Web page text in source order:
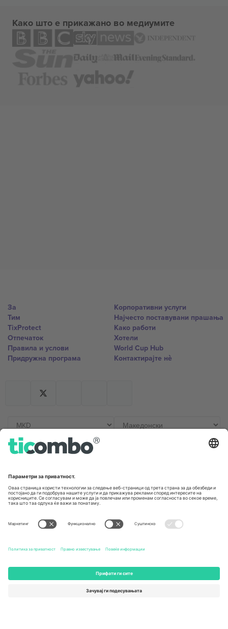
Како што е прикажано во медиумите
За
Тим
TixProtect
Отпечаток
Правила и услови
Придружна програма
Корпоративни услуги
Најчесто поставувани прашања
Како работи
Хотели
World Cup Hub
Контактирајте нѐ
Unter den Linden 24, 10117
Berlin, Germany
167 City Road, London, Greater
Kingdom
Newark, Delaware 19713, United
States
Engelberg, Switzerland